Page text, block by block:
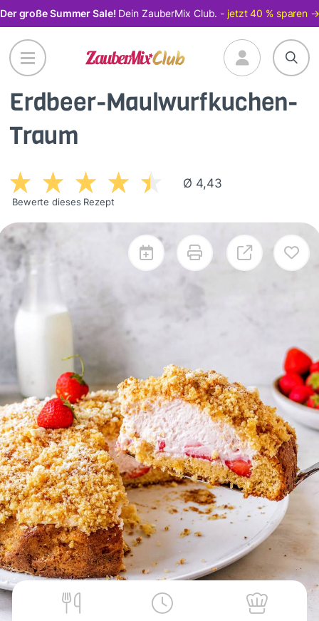
Direkt
zum
Inhalt
Der große Summer Sale! Dein ZauberMix Club. - jetzt 40 % sparen →
Erdbeer-Maulwurfkuchen-
Traum
Ø 4,43
Bewerte dieses Rezept